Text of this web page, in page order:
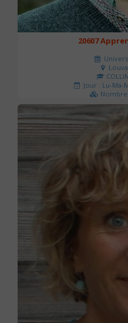
20607
Jour : Lu-Ma-
Nombre